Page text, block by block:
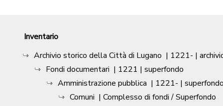
Inventario
Archivio storico della Città di Lugano | 1221- |
Fondi documentari | 1221 | superfondo
Amministrazione pubblica | 1221- |
Comuni | Complesso di fondi / Superfondo